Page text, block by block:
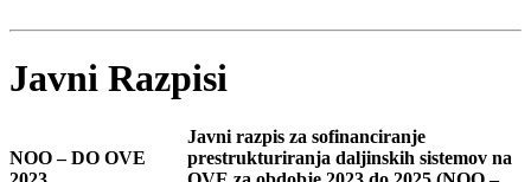
Javni Razpisi
NOO – DO OVE
Javni razpis za sofinanciranje
prestrukturiranja daljinskih sistemov na